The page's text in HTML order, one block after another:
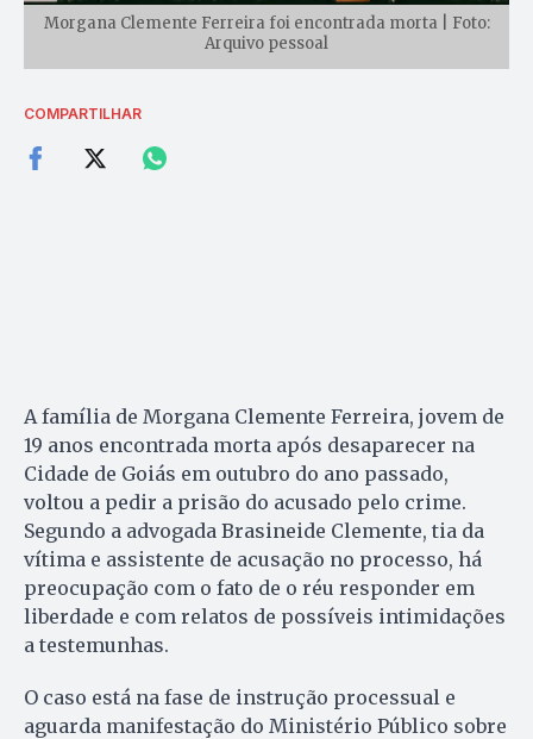
Morgana Clemente Ferreira foi encontrada morta | Foto:
Arquivo pessoal
COMPARTILHAR
A família de Morgana Clemente Ferreira, jovem de
19 anos encontrada morta após desaparecer na
Cidade de Goiás em outubro do ano passado,
voltou a pedir a prisão do acusado pelo crime.
Segundo a advogada Brasineide Clemente, tia da
vítima e assistente de acusação no processo, há
preocupação com o fato de o réu responder em
liberdade e com relatos de possíveis intimidações
a testemunhas.
O caso está na fase de instrução processual e
aguarda manifestação do Ministério Público sobre